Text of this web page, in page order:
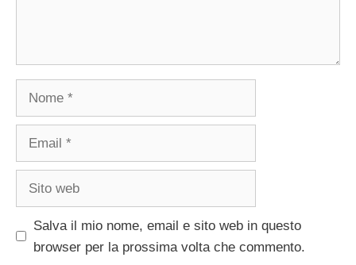
Salva il mio nome, email e sito web in questo
browser per la prossima volta che commento.